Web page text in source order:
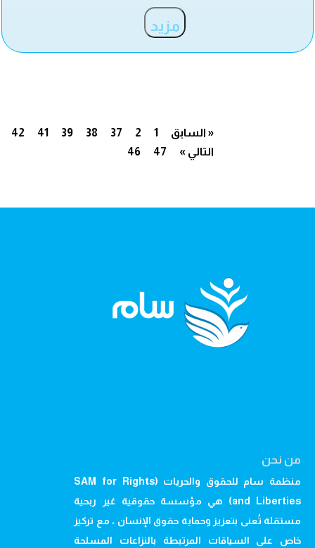
مزيد
« السابق 1
2
37
38
39
41
42
46
47 التالي »
من نحن
منظمة سام للحقوق والحريات (SAM for Rights
and Liberties) هي مؤسسة حقوقية غير ربحية
مستقلة تُعنى بتعزيز وحماية حقوق الإنسان ، مع تركيز
خاص على السياقات المرتبطة بالنزاعات المسلحة